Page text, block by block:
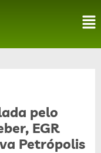
pelo
EGR
Petrópolis